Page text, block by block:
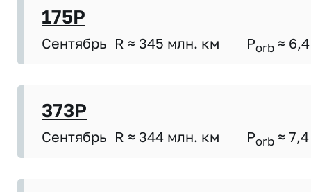
175P
Сентябрь R ≈ 345 млн. км Porb ≈ 6,4
373P
Сентябрь R ≈ 344 млн. км Porb ≈ 7,4